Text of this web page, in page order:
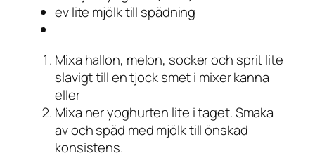
ev lite mjölk till spädning
Mixa hallon, melon, socker och sprit lite
slavigt till en tjock smet i mixer kanna
eller
Mixa ner yoghurten lite i taget. Smaka
av och späd med mjölk till önskad
konsistens.